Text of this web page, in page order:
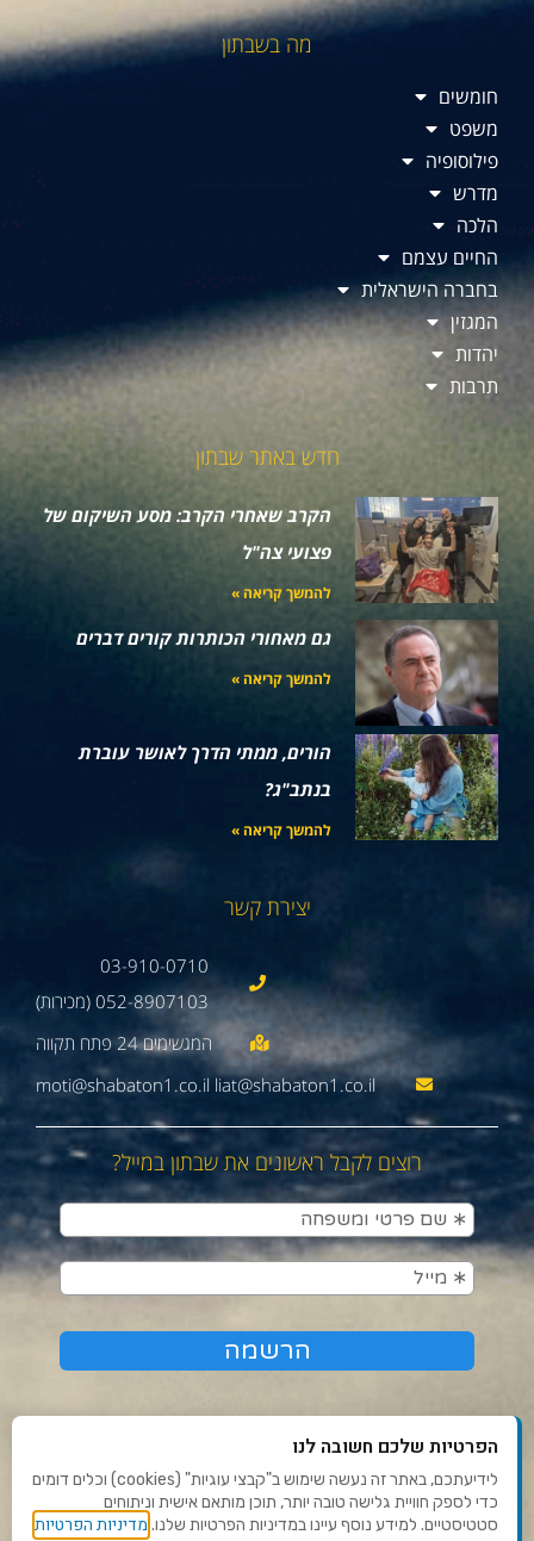
מה בשבתון
חומשים
משפט
פילוסופיה
מדרש
הלכה
החיים עצמם
בחברה הישראלית
המגזין
יהדות
תרבות
חדש באתר שבתון
הקרב שאחרי הקרב: מסע השיקום של
פצועי צה"ל
להמשך קריאה »
גם מאחורי הכותרות קורים דברים
להמשך קריאה »
הורים, ממתי הדרך לאושר עוברת
בנתב"ג?
להמשך קריאה »
יצירת קשר
03-910-0710
052-8907103 (מכירות)
moti@shabaton1.co.il liat@shabaton1.co.il
רוצים לקבל ראשונים את שבתון במייל?
תנאי שימוש ומדיניות פרטיות
הפרטיות שלכם חשובה לנו
לידיעתכם, באתר זה נעשה שימוש ב"קבצי עוגיות" (cookies) וכלים דומים
כדי לספק חוויית גלישה טובה יותר, תוכן מותאם אישית וניתוחים
סטטיסטיים. למידע נוסף עיינו במדיניות הפרטיות שלנו. מדיניות הפרטיות